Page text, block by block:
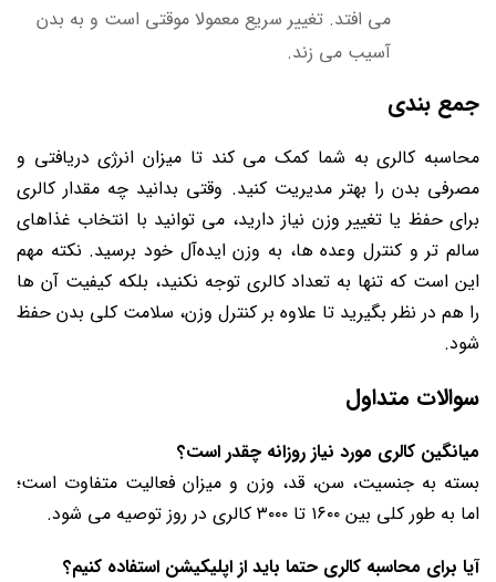
می افتد. تغییر سریع معمولا موقتی است و به بدن
آسیب می زند.
جمع بندی
محاسبه کالری به شما کمک می کند تا میزان انرژی دریافتی و
مصرفی بدن را بهتر مدیریت کنید. وقتی بدانید چه مقدار کالری
برای حفظ یا تغییر وزن نیاز دارید، می توانید با انتخاب غذاهای
سالم تر و کنترل وعده ها، به وزن ایده‌آل خود برسید. نکته مهم
این است که تنها به تعداد کالری توجه نکنید، بلکه کیفیت آن ها
را هم در نظر بگیرید تا علاوه بر کنترل وزن، سلامت کلی بدن حفظ
شود.
سوالات متداول
میانگین کالری مورد نیاز روزانه چقدر است؟
بسته به جنسیت، سن، قد، وزن و میزان فعالیت متفاوت است؛
اما به طور کلی بین ۱۶۰۰ تا ۳۰۰۰ کالری در روز توصیه می شود.
آیا برای محاسبه کالری حتما باید از اپلیکیشن استفاده کنیم؟